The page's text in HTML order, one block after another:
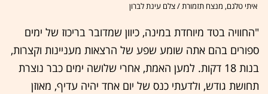
איתי טלגם, מנצח תזמורת / צלם עינת לברון
"החוויה בטד מיוחדת במינה, כיוון שמדובר בריכוז של ימים
ספורים בהם אתה שומע שפע של הרצאות מעניינות וקצרות,
בנות 18 דקות. למען האמת, אחרי שלושה ימים כבר נוצרת
תחושת גודש, ולדעתי כנס של יום אחד יהיה עדיף, מאוזן